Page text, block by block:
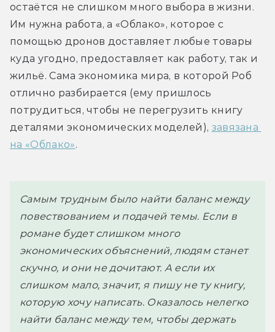
остаётся не слишком много выбора в жизни.
Им нужна работа, а «Облако», которое с
помощью дронов доставляет любые товары
куда угодно, предоставляет как работу, так и
жильё. Сама экономика мира, в которой Роб
отлично разбирается (ему пришлось
потрудиться, чтобы не перегрузить книгу
деталями экономических моделей), завязана
на «Облако».
Самым трудным было найти баланс между
повествованием и подачей темы. Если в
романе будет слишком много
экономических объяснений, людям станет
скучно, и они не дочитают. А если их
слишком мало, значит, я пишу не ту книгу,
которую хочу написать. Оказалось нелегко
найти баланс между тем, чтобы держать